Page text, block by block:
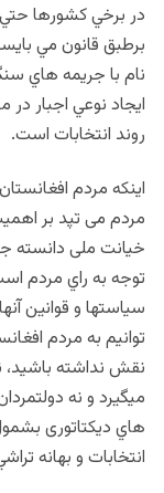
در برخي کشورها حتي
برطبق قانون مي
نام با جريمه هاي
ايجاد نوعي اجبار در
روند انتخابات است.
اينکه مردم
مردم می تپد بر
خیانت ملی دانسته
توجه به راي مردم
سياستها و قوانين
توانيم به مردم
نقش نداشته باشید،
میگیرد و نه
هاي ديکتاتوری
انتخابات و بهانه